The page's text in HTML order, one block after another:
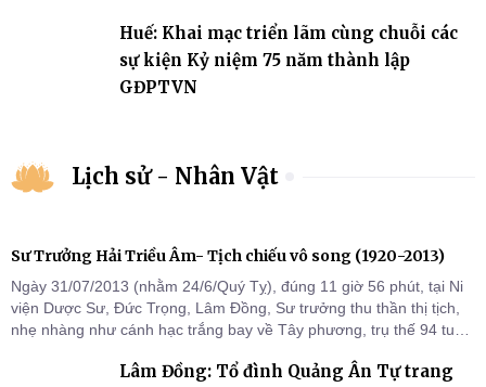
Huế: Khai mạc triển lãm cùng chuỗi các
sự kiện Kỷ niệm 75 năm thành lập
GĐPTVN
Lịch sử - Nhân Vật
Sư Trưởng Hải Triều Âm- Tịch chiếu vô song (1920-2013)
Ngày 31/07/2013 (nhằm 24/6/Quý Tỵ), đúng 11 giờ 56 phút, tại Ni
viện Dược Sư, Đức Trọng, Lâm Đồng, Sư trưởng thu thần thị tịch,
nhẹ nhàng như cánh hạc trắng bay về Tây phương, trụ thế 94 tuổi
Lâm Đồng: Tổ đình Quảng Ân Tự trang